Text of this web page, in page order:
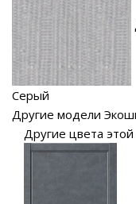
Серый
Другие модели
Другие цвета